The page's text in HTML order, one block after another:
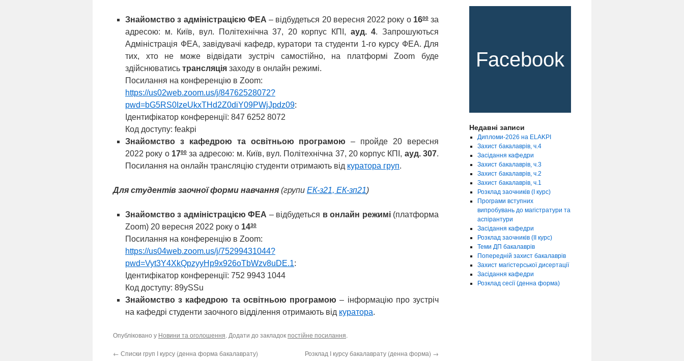
Знайомство з адміністрацією ФЕА – відбудеться 20 вересня 2022 року о 1600за
адресою: м. Київ, вул. Політехнічна 37, 20 корпус КПІ, ауд. 4. Запрошуються
Адміністрація ФЕА, завідувачі кафедр, куратори та студенти 1-го курсу ФЕА. Для
тих, хто не може відвідати зустріч самостійно, на платформі Zoom буде
здійснюватись трансляція заходу в онлайн режимі.
Посилання на конференцію в Zoom:
https://us02web.zoom.us/j/84762528072?
pwd=bG5RS0IzeUkxTHd2Z0diY09PWjJpdz09:
Ідентифікатор конференції: 847 6252 8072
Код доступу: feakpi
Знайомство з кафедрою та освітньою програмою – пройде 20 вересня
2022 року о 1700за адресою: м. Київ, вул. Політехнічна 37, 20 корпус КПІ, ауд. 307.
Посилання на онлайн трансляцію студенти отримають від куратора груп.
Для студентів заочної форми навчання (групи ЕК-з21, ЕК-зп21)
Знайомство з адміністрацією ФЕА – відбудеться в онлайн режимі(платформа
Zoom) 20 вересня 2022 року о 1430
Посилання на конференцію в Zoom:
https://us04web.zoom.us/j/75299431044?
pwd=Vyt3Y4XkQpzyyHp9x926oTbWzv8uDE.1:
Ідентифікатор конференції: 752 9943 1044
Код доступу: 89ySSu
Знайомство з кафедрою та освітньою програмою – інформацію про зустріч
на кафедрі студенти заочного відділення отримають від куратора.
Опубліковано у Новини та оголошення. Додати до закладокпостійне посилання.
← Списки груп I курсу (денна форма бакалаврату) Розклад I курсу бакалаврату (денна форма) →
Facebook
Недавні записи
Дипломи-2026 на ELAKPI
Захист бакалаврів, ч.4
Засідання кафедри
Захист бакалаврів, ч.3
Захист бакалаврів, ч.2
Захист бакалаврів, ч.1
Розклад заочників (І курс)
Програми вступних
випробувань до магістратури та
аспірантури
Засідання кафедри
Розклад заочників (ІІ курс)
Теми ДП бакалаврів
Попередній захист бакалаврів
Захист магістерської дисертації
Засідання кафедри
Розклад сесії (денна форма)